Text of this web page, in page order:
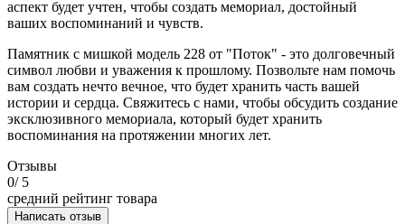
аспект будет учтен, чтобы создать мемориал, достойный
ваших воспоминаний и чувств.
Памятник с мишкой модель 228 от "Поток" - это долговечный
символ любви и уважения к прошлому. Позвольте нам помочь
вам создать нечто вечное, что будет хранить часть вашей
истории и сердца. Свяжитесь с нами, чтобы обсудить создание
эксклюзивного мемориала, который будет хранить
воспоминания на протяжении многих лет.
Отзывы
0/ 5
средний рейтинг товара
Написать отзыв